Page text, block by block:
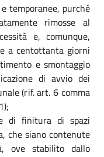
temporanee, purché
rimosse al
e, comunque,
a centottanta giorni
e smontaggio
di avvio dei
(rif. art. 6 comma
di finitura di spazi
che siano contenute
ove stabilito dallo